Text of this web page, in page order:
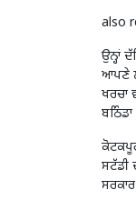
also
ਉਨ੍ਹਾਂ
ਆਪਣੇ
ਖਰਚਾ
ਸਟੱਡੀ